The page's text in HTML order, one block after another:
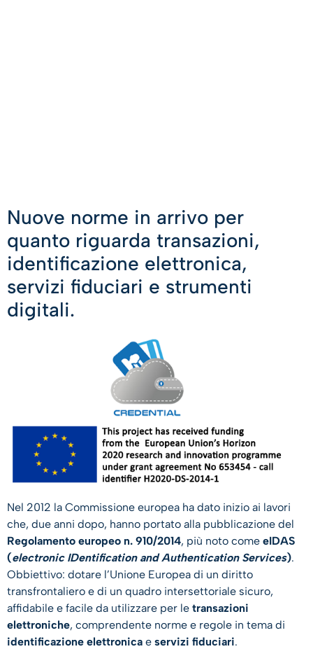
Nuove norme in arrivo per
quanto riguarda transazioni,
identificazione elettronica,
servizi fiduciari e strumenti
digitali.
Nel 2012 la Commissione europea ha dato inizio ai lavori
che, due anni dopo, hanno portato alla pubblicazione del
Regolamento europeo n. 910/2014, più noto come eIDAS
(electronic IDentification and Authentication Services).
Obbiettivo: dotare l’Unione Europea di un diritto
transfrontaliero e di un quadro intersettoriale sicuro,
affidabile e facile da utilizzare per le transazioni
elettroniche, comprendente norme e regole in tema di
identificazione elettronica e servizi fiduciari.